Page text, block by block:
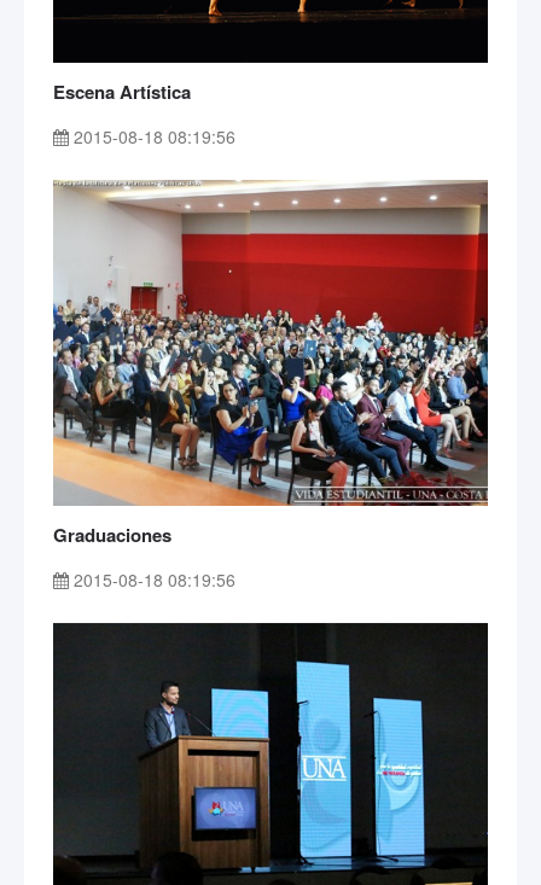
Escena Artística
2015-08-18 08:19:56
Graduaciones
2015-08-18 08:19:56